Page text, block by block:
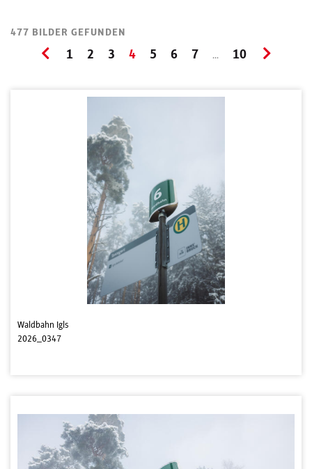
477 BILDER GEFUNDEN
1 2 3 4 5 6 7 ... 10
Waldbahn Igls
2026_0347